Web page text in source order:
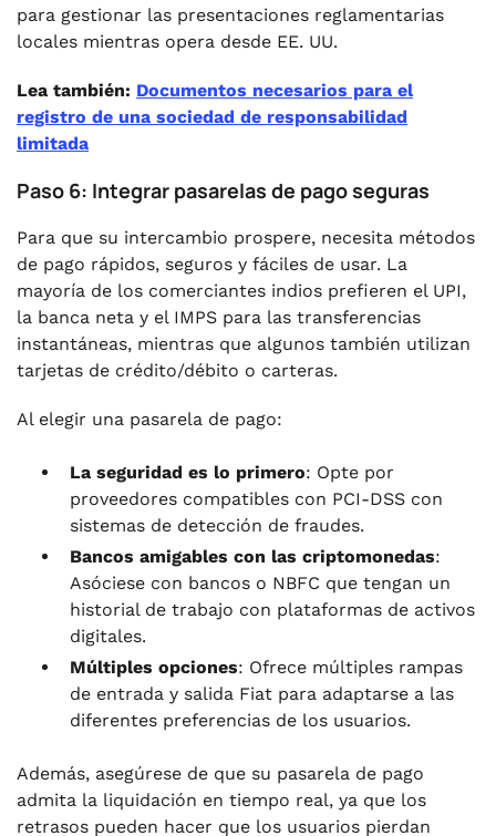
para gestionar las presentaciones reglamentarias
locales mientras opera desde EE. UU.
Lea también: Documentos necesarios para el
registro de una sociedad de responsabilidad
limitada
Paso 6: Integrar pasarelas de pago seguras
Para que su intercambio prospere, necesita métodos
de pago rápidos, seguros y fáciles de usar. La
mayoría de los comerciantes indios prefieren el UPI,
la banca neta y el IMPS para las transferencias
instantáneas, mientras que algunos también utilizan
tarjetas de crédito/débito o carteras.
Al elegir una pasarela de pago:
La seguridad es lo primero: Opte por
proveedores compatibles con PCI-DSS con
sistemas de detección de fraudes.
Bancos amigables con las criptomonedas:
Asóciese con bancos o NBFC que tengan un
historial de trabajo con plataformas de activos
digitales.
Múltiples opciones: Ofrece múltiples rampas
de entrada y salida Fiat para adaptarse a las
diferentes preferencias de los usuarios.
Además, asegúrese de que su pasarela de pago
admita la liquidación en tiempo real, ya que los
retrasos pueden hacer que los usuarios pierdan